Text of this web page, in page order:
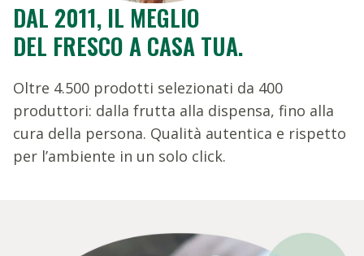
DAL 2011, IL MEGLIO
DEL FRESCO A CASA TUA.
Oltre 4.500 prodotti selezionati da 400
produttori: dalla frutta alla dispensa, fino alla
cura della persona. Qualità autentica e rispetto
per l’ambiente in un solo click.